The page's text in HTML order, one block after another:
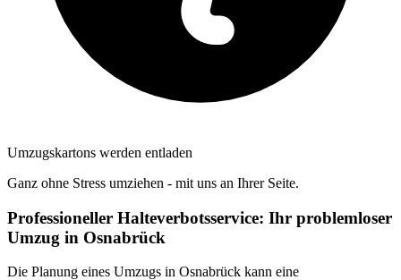
Umzugskartons werden entladen
Ganz ohne Stress umziehen - mit uns an Ihrer Seite.
Professioneller Halteverbotsservice: Ihr problemloser
Umzug in Osnabrück
Die Planung eines Umzugs in Osnabrück kann eine